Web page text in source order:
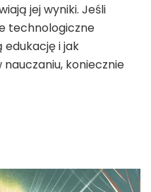
jej wyniki. Jeśli
technologiczne
edukację i jak
koniecznie